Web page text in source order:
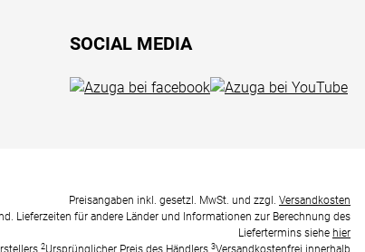
SOCIAL MEDIA
Preisangaben inkl. gesetzl. MwSt. und zzgl. Versandkosten
Lieferzeiten für andere Länder und Informationen zur Berechnung des
Liefertermins siehe hier
2Ursprünglicher Preis des Händlers 3Versandkostenfrei innerhalb